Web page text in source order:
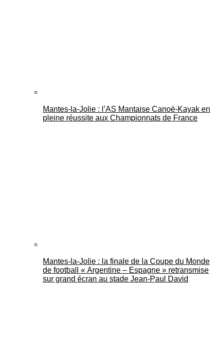
Mantes-la-Jolie : l’AS Mantaise Canoë‑Kayak en
pleine réussite aux Championnats de France
Mantes-la-Jolie : la finale de la Coupe du Monde
de football « Argentine – Espagne » retransmise
sur grand écran au stade Jean-Paul David